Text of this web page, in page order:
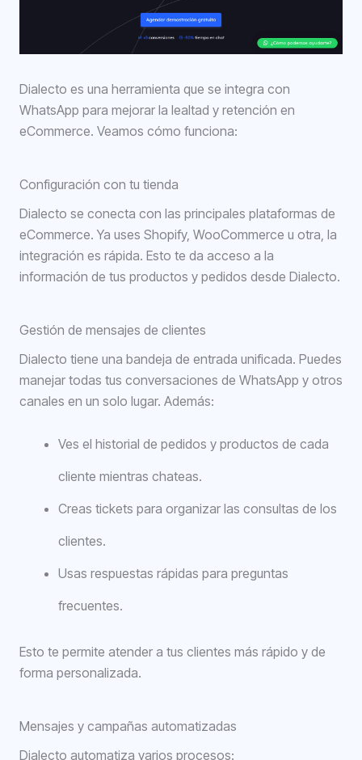
Dialecto es una herramienta que se integra con
WhatsApp para mejorar la lealtad y retención en
eCommerce. Veamos cómo funciona:
Configuración con tu tienda
Dialecto se conecta con las principales plataformas de
eCommerce. Ya uses Shopify, WooCommerce u otra, la
integración es rápida. Esto te da acceso a la
información de tus productos y pedidos desde Dialecto.
Gestión de mensajes de clientes
Dialecto tiene una bandeja de entrada unificada. Puedes
manejar todas tus conversaciones de WhatsApp y otros
canales en un solo lugar. Además:
Ves el historial de pedidos y productos de cada
cliente mientras chateas.
Creas tickets para organizar las consultas de los
clientes.
Usas respuestas rápidas para preguntas
frecuentes.
Esto te permite atender a tus clientes más rápido y de
forma personalizada.
Mensajes y campañas automatizadas
Dialecto automatiza varios procesos: